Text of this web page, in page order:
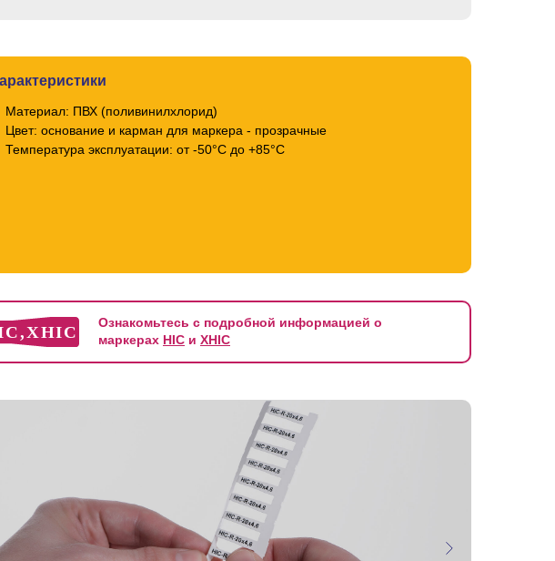
Материал: ПВХ (поливинилхлорид)
Цвет: основание и карман для маркера - прозрачные
Температура эксплуатации: от -50°С до +85°С
Ознакомьтесь с подробной информацией о
маркерах HIC и XHIC